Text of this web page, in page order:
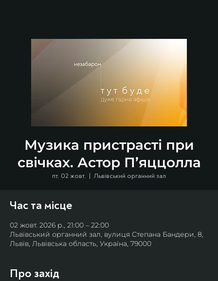
Музика пристрасті при
свічках. Астор П’яццолла
пт, 02 жовт.
  |
Львівський органний зал
Час та місце
02 жовт. 2026 р., 21:00 – 22:00
Львівський органний зал, вулиця Степана Бандери, 8,
Львів, Львівська область, Україна, 79000
Про захід